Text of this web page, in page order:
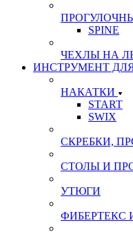
SPINE
ЧЕХЛЫ НА
ИНСТРУМЕНТ
НАКАТКИ
START
SWIX
СКРЕБКИ,
СТОЛЫ И
УТЮГИ
ФИБЕРТЕКС